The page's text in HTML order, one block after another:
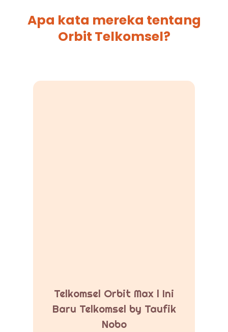
Apa kata mereka tentang
Orbit Telkomsel?
Telkomsel Orbit Max l Ini
Baru Telkomsel by Taufik
Nobo